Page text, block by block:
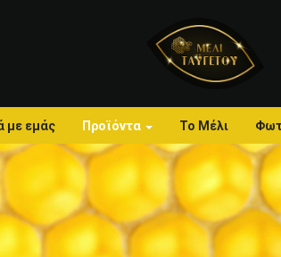
με εμάς Προϊόντα Το Μέλι